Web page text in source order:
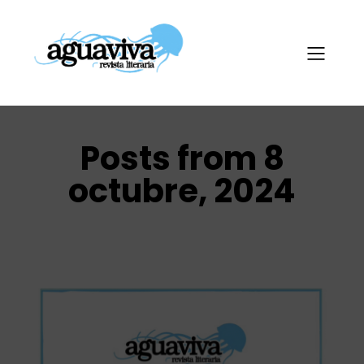
Posts from 8
octubre, 2024